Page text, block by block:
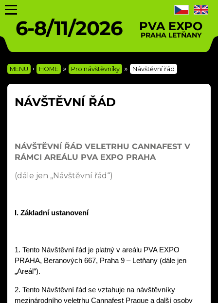
6-8/11/2026 PVA EXPO
PRAHA LETŇANY
MENU • HOME » Pro návštěvníky » Návštěvní řád
NÁVŠTĚVNÍ ŘÁD
NÁVŠTĚVNÍ ŘÁD VELETRHU CANNAFEST V
RÁMCI AREÁLU PVA EXPO PRAHA
(dále jen „Návštěvní řád“)
I. Základní ustanovení
1. Tento Návštěvní řád je platný v areálu PVA EXPO
PRAHA, Beranových 667, Praha 9 – Letňany (dále jen
„Areál“).
2. Tento Návštěvní řád se vztahuje na návštěvníky
mezinárodního veletrhu Cannafest Prague a další osoby